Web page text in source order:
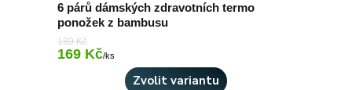
6 párů dámských zdravotních termo
ponožek z bambusu
189 Kč
169 Kč/ks
Zvolit variantu